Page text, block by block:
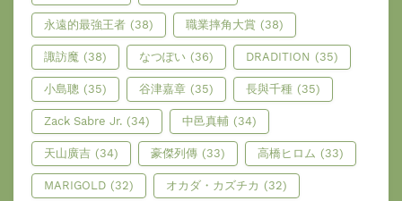
永遠的最強王者 (38) 職業摔角大賞 (38)
諏訪魔 (38) なつぽい (36) DRADITION (35)
小島聰 (35) 谷津嘉章 (35) 長與千種 (35)
Zack Sabre Jr. (34) 中邑真輔 (34)
天山廣吉 (34) 豪傑列傳 (33) 高橋ヒロム (33)
MARIGOLD (32) オカダ・カズチカ (32)